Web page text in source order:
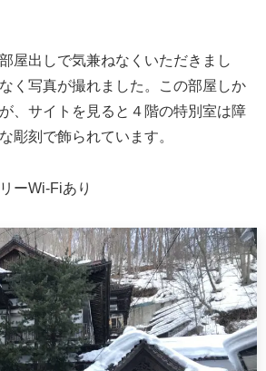
屋出しで気兼ねなくいただきまし
く写真が撮れました。この部屋しか
、サイトを見ると４階の特別室は障
彫刻で飾られています。
ーWi-Fiあり